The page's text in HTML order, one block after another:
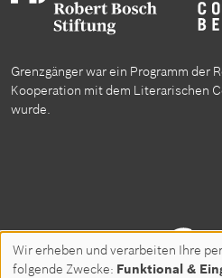
Grenzgänger war ein Programm der
Kooperation mit dem Literarischen
wurde.
Folgen Sie uns auf
Use
Wir erheben und verarbeiten Ihre
folgende Zwecke: Funktional &